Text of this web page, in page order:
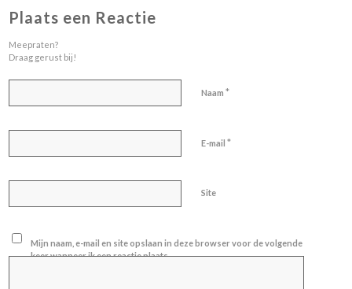
Plaats een Reactie
Meepraten?
Draag gerust bij!
Naam*
E-mail*
Site
Mijn naam, e-mail en site opslaan in deze browser voor de volgende
keer wanneer ik een reactie plaats.